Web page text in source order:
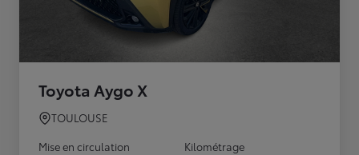
Toyota Aygo X
TOULOUSE
Mise en circulation
Kilométrage